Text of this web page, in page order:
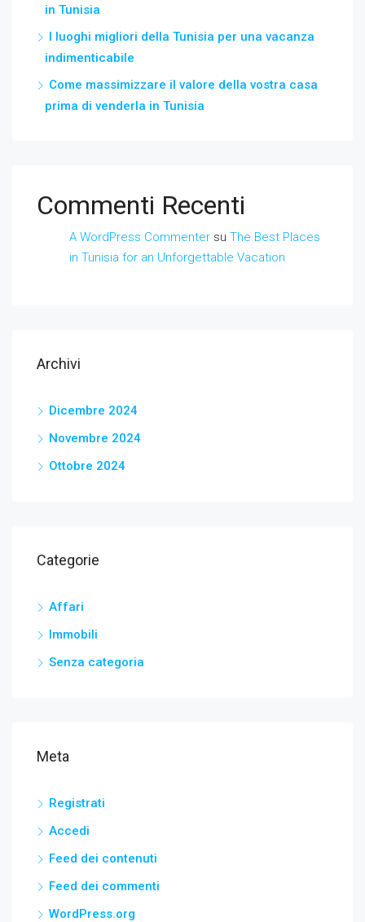
in Tunisia
I luoghi migliori della Tunisia per una vacanza
indimenticabile
Come massimizzare il valore della vostra casa
prima di venderla in Tunisia
Commenti Recenti
A WordPress Commenter su The Best Places
in Tunisia for an Unforgettable Vacation
Archivi
Dicembre 2024
Novembre 2024
Ottobre 2024
Categorie
Affari
Immobili
Senza categoria
Meta
Registrati
Accedi
Feed dei contenuti
Feed dei commenti
WordPress.org